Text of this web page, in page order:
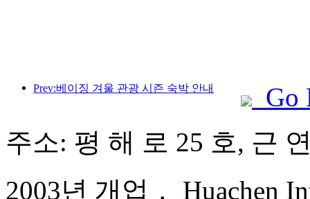
Prev:베이징 겨울 관광 시즌 숙박 안내
Go
주소: 평 해 로 25 호, 근
2003년 개업， Huachen